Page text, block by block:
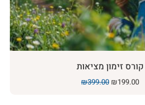
קורס זימון מציאות
₪399.00 ₪199.00